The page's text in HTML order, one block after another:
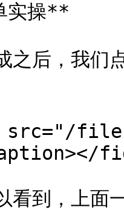
实操**
之后，我
src="/
看到，上面